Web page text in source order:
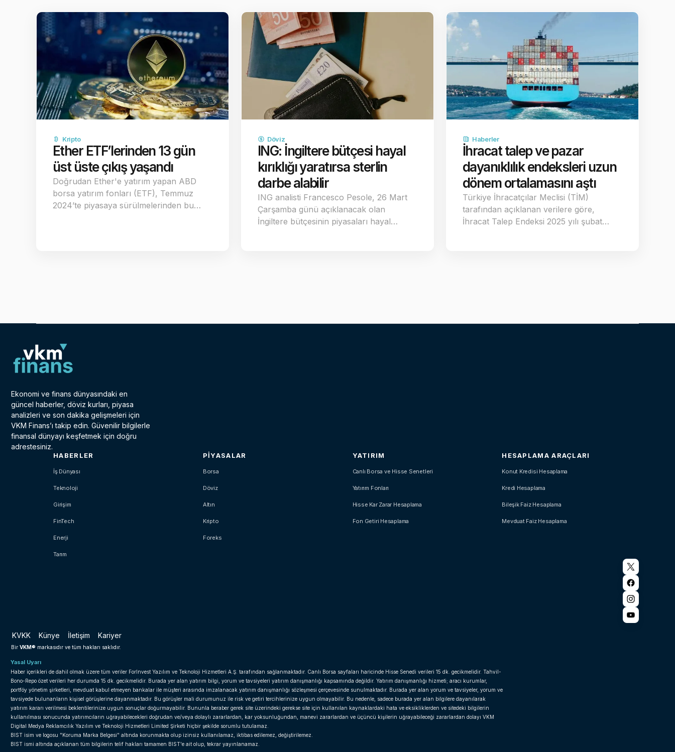
Kripto
Ether ETF’lerinden 13 gün
üst üste çıkış yaşandı
Doğrudan Ether'e yatırım yapan ABD
borsa yatırım fonları (ETF), Temmuz
2024’te piyasaya sürülmelerinden bu…
Döviz
ING: İngiltere bütçesi hayal
kırıklığı yaratırsa sterlin
darbe alabilir
ING analisti Francesco Pesole, 26 Mart
Çarşamba günü açıklanacak olan
İngiltere bütçesinin piyasaları hayal…
Haberler
İhracat talep ve pazar
dayanıklılık endeksleri uzun
dönem ortalamasını aştı
Türkiye İhracatçılar Meclisi (TİM)
tarafından açıklanan verilere göre,
İhracat Talep Endeksi 2025 yılı şubat…
Ekonomi ve finans dünyasındaki en
güncel haberler, döviz kurları, piyasa
analizleri ve son dakika gelişmeleri için
VKM Finans’ı takip edin. Güvenilir bilgilerle
finansal dünyayı keşfetmek için doğru
adrestesiniz.
HABERLER
İş Dünyası
Teknoloji
Girişim
FinTech
Enerji
Tarım
PIYASALAR
Borsa
Döviz
Altın
Kripto
Foreks
YATIRIM
Canlı Borsa ve Hisse Senetleri
Yatırım Fonları
Hisse Kar Zarar Hesaplama
Fon Getiri Hesaplama
HESAPLAMA ARAÇLARI
Konut Kredisi Hesaplama
Kredi Hesaplama
Bileşik Faiz Hesaplama
Mevduat Faiz Hesaplama
KVKK Künye İletişim Kariyer
Bir VKM® markasıdır ve tüm hakları saklıdır.
Yasal Uyarı
Haber içerikleri de dahil olmak üzere tüm veriler ForInvest Yazılım ve Teknoloji Hizmetleri A.Ş. tarafından sağlanmaktadır. Canlı Borsa sayfaları haricinde Hisse Senedi verileri 15 dk. gecikmelidir. Tahvil-
Bono-Repo özet verileri her durumda 15 dk. gecikmelidir. Burada yer alan yatırım bilgi, yorum ve tavsiyeleri yatırım danışmanlığı kapsamında değildir. Yatırım danışmanlığı hizmeti; aracı kurumlar,
portföy yönetim şirketleri, mevduat kabul etmeyen bankalar ile müşteri arasında imzalanacak yatırım danışmanlığı sözleşmesi çerçevesinde sunulmaktadır. Burada yer alan yorum ve tavsiyeler, yorum ve
tavsiyede bulunanların kişisel görüşlerine dayanmaktadır. Bu görüşler mali durumunuz ile risk ve getiri tercihlerinize uygun olmayabilir. Bu nedenle, sadece burada yer alan bilgilere dayanılarak
yatırım kararı verilmesi beklentilerinize uygun sonuçlar doğurmayabilir. Bununla beraber gerek site üzerindeki gerekse site için kullanılan kaynaklardaki hata ve eksikliklerden ve sitedeki bilgilerin
kullanılması sonucunda yatırımcıların uğrayabilecekleri doğrudan ve/veya dolaylı zararlardan, kar yoksunluğundan, manevi zararlardan ve üçüncü kişilerin uğrayabileceği zararlardan dolayı VKM
Digital Medya Reklamcılık Yazılım ve Teknoloji Hizmetleri Limited Şirketi hiçbir şekilde sorumlu tutulamaz.
BIST isim ve logosu "Koruma Marka Belgesi" altında korunmakta olup izinsiz kullanılamaz, iktibas edilemez, değiştirilemez.
BIST ismi altında açıklanan tüm bilgilerin telif hakları tamamen BIST'e ait olup, tekrar yayınlanamaz.